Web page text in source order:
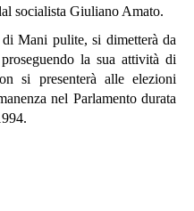
socialista Giuliano Amato.
Mani pulite, si dimetterà da
la sua attività di
si presenterà alle elezioni
nel Parlamento durata